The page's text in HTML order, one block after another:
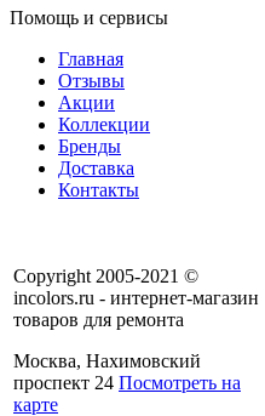
Помощь и сервисы
Главная
Отзывы
Акции
Коллекции
Бренды
Доставка
Контакты
Copyright 2005-2021 ©
incolors.ru - интернет-магазин
товаров для ремонта
Москва, Нахимовский
проспект 24 Посмотреть на
карте